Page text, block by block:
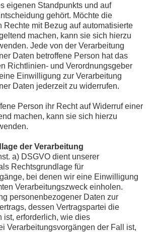
eigenen Standpunkts und auf
gehört. Möchte die
Rechte mit Bezug auf automatisierte
machen, kann sie sich hierzu
Jede von der Verarbeitung
Daten betroffene Person hat das
Richtlinien- und Verordnungsgeber
Einwilligung zur Verarbeitung
Daten jederzeit zu widerrufen.
Person ihr Recht auf Widerruf einer
machen, kann sie sich hierzu
der Verarbeitung
a) DSGVO dient unserer
Rechtsgrundlage für
bei denen wir eine Einwilligung
Verarbeitungszweck einholen.
personenbezogener Daten zur
dessen Vertragspartei die
ist, erforderlich, wie dies
Verarbeitungsvorgängen der Fall ist,